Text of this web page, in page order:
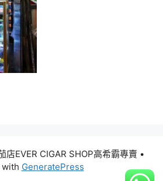
EVER CIGAR SHOP高希霸專賣 •
with GeneratePress